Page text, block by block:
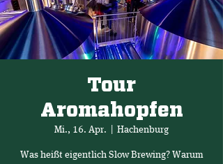
Tour
Aromahopfen
Mi., 16. Apr. Hachenburg
Was heißt eigentlich Slow Brewing? Warum